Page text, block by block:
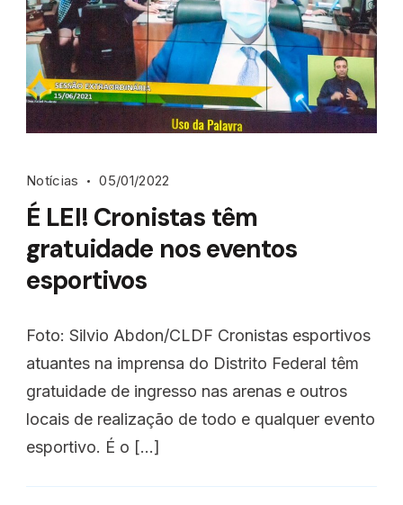
Notícias 05/01/2022
É LEI! Cronistas têm
gratuidade nos eventos
esportivos
Foto: Silvio Abdon/CLDF Cronistas esportivos
atuantes na imprensa do Distrito Federal têm
gratuidade de ingresso nas arenas e outros
locais de realização de todo e qualquer evento
esportivo. É o […]